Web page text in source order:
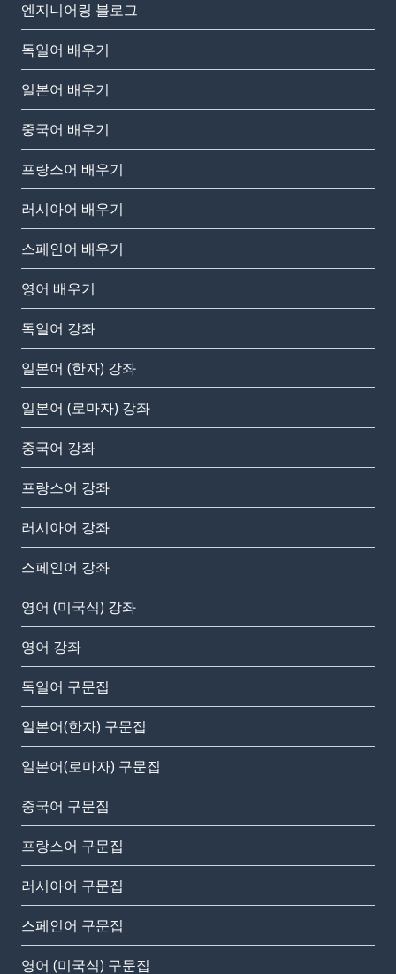
엔지니어링 블로그
독일어 배우기
일본어 배우기
중국어 배우기
프랑스어 배우기
러시아어 배우기
스페인어 배우기
영어 배우기
독일어 강좌
일본어 (한자) 강좌
일본어 (로마자) 강좌
중국어 강좌
프랑스어 강좌
러시아어 강좌
스페인어 강좌
영어 (미국식) 강좌
영어 강좌
독일어 구문집
일본어(한자) 구문집
일본어(로마자) 구문집
중국어 구문집
프랑스어 구문집
러시아어 구문집
스페인어 구문집
영어 (미국식) 구문집